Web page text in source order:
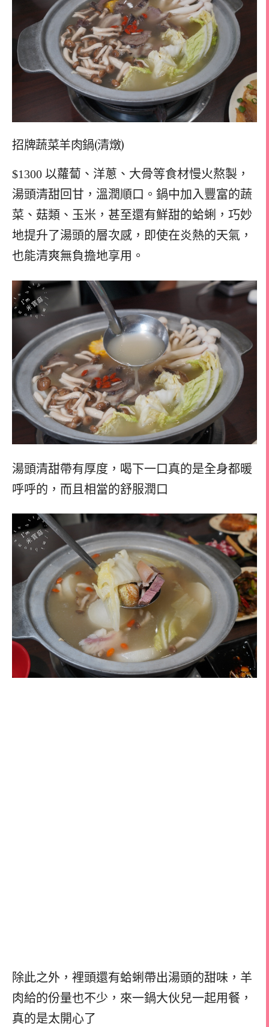
招牌蔬菜羊肉鍋(清燉)
$1300 以蘿蔔、洋蔥、大骨等食材慢火熬製，
湯頭清甜回甘，溫潤順口。鍋中加入豐富的蔬
菜、菇類、玉米，甚至還有鮮甜的蛤蜊，巧妙
地提升了湯頭的層次感，即使在炎熱的天氣，
也能清爽無負擔地享用。
湯頭清甜帶有厚度， 喝下一口真的是全身都暖
呼呼的， 而且相當的舒服潤口
除此之外，裡頭還有蛤蜊帶出湯頭的甜味， 羊
肉給的份量也不少， 來一鍋大伙兒一起用餐，
真的是太開心了